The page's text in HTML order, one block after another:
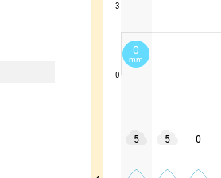
3
0
5 5 0
0
mm